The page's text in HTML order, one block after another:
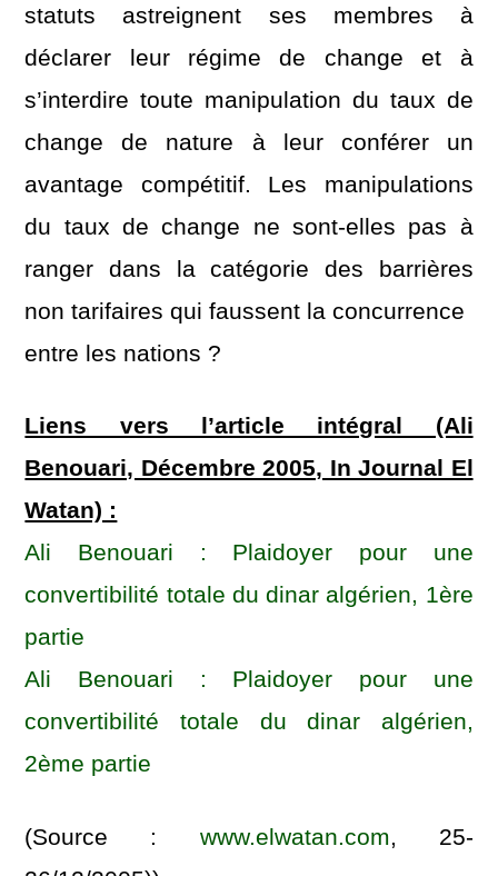
statuts astreignent ses membres à
déclarer leur régime de change et à
s’interdire toute manipulation du taux de
change de nature à leur conférer un
avantage compétitif. Les manipulations
du taux de change ne sont-elles pas à
ranger dans la catégorie des barrières
non tarifaires qui faussent la concurrence
entre les nations ?
Liens vers l’article intégral (Ali
Benouari, Décembre 2005, In Journal El
Watan) :
Ali Benouari : Plaidoyer pour une
convertibilité totale du dinar algérien, 1ère
partie
Ali Benouari : Plaidoyer pour une
convertibilité totale du dinar algérien,
2ème partie
(Source : www.elwatan.com, 25-